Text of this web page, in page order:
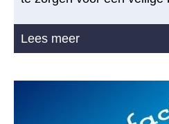
Lees meer